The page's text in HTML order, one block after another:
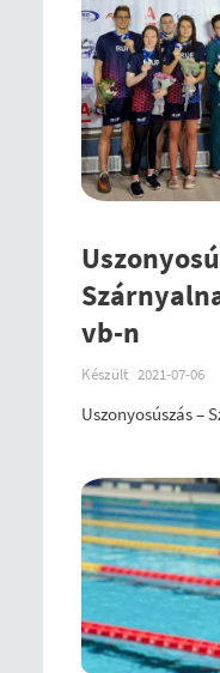
vb-n
Készült 2021-07-06
Uszonyosúszás –